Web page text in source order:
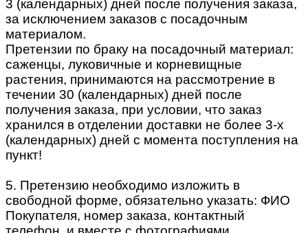
3 (календарных) дней после получения заказа,
за исключением заказов с посадочным
материалом.
Претензии по браку на посадочный материал:
саженцы, луковичные и корневищные
растения, принимаются на рассмотрение в
течении 30 (календарных) дней после
получения заказа, при условии, что заказ
хранился в отделении доставки не более 3-х
(календарных) дней с момента поступления на
пункт!
5. Претензию необходимо изложить в
свободной форме, обязательно указать: ФИО
Покупателя, номер заказа, контактный